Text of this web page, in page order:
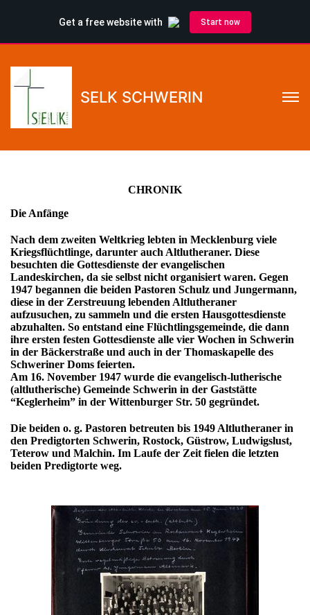
SELK SCHWERIN
CHRONIK
Die Anfänge
Nach dem zweiten Weltkrieg lebten in Mecklenburg viele
Kriegsflüchtlinge, darunter auch Altlutheraner. Diese
besuchten die Gottesdienste der evangelischen
Landeskirchen, da sie selbst nicht organisiert waren. Gegen
1947 begannen die beiden Pastoren Schulz und Jungermann,
diese in der Zerstreuung lebenden Altlutheraner
aufzusuchen, zu sammeln und die ersten Hausgottesdienste
abzuhalten. So entstand eine Flüchtlingsgemeinde, die dann
ihre ersten festen Gottesdienste alle vier Wochen in Schwerin
in der Bäckerstraße und auch in der Thomaskapelle des
Schweriner Doms feierten.
Am 16. November 1947 wurde die evangelisch-lutherische
(altlutherische) Gemeinde Schwerin in der Gaststätte
“Keglerheim” in der Wittenburger Str. 50 gegründet.
Die beiden o. g. Pastoren betreuten bis 1949 Altlutheraner in
den Predigtorten Schwerin, Rostock, Güstrow, Ludwigslust,
Teterow und Malchin. Im Laufe der Zeit fielen die letzten
beiden Predigtorte weg.